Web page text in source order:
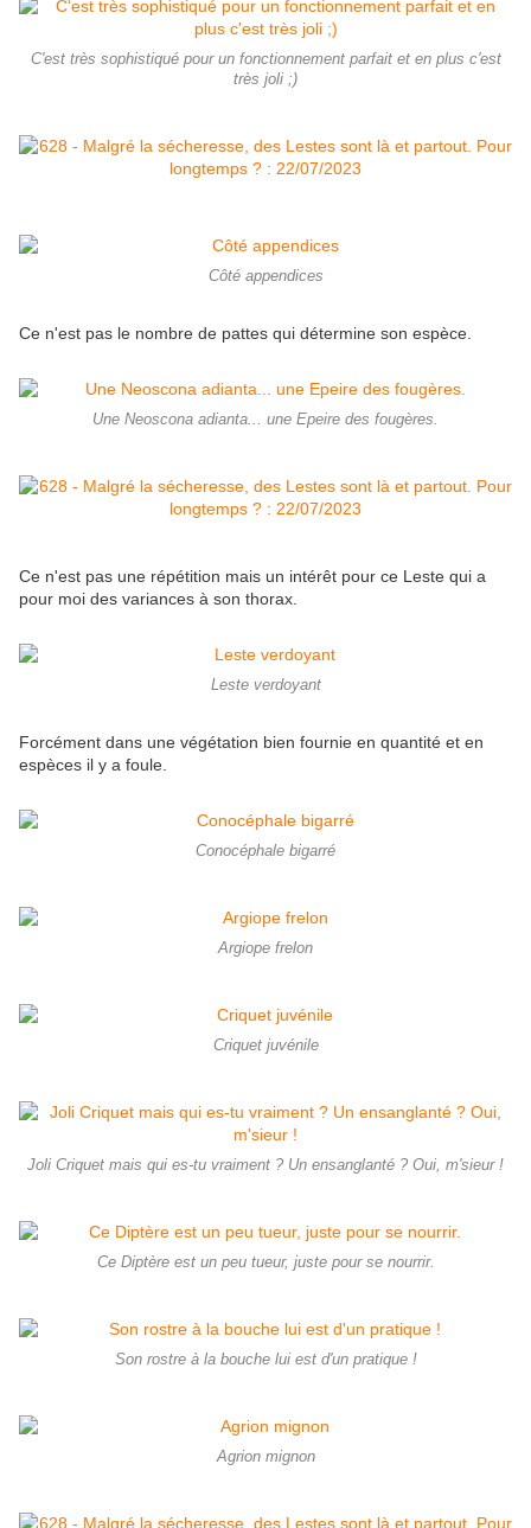
C'est très sophistiqué pour un fonctionnement parfait et en plus c'est
très joli ;)
Côté appendices
Ce n'est pas le nombre de pattes qui détermine son espèce.
Une Neoscona adianta... une Epeire des fougères.
Ce n'est pas une répétition mais un intérêt pour ce Leste qui a
pour moi des variances à son thorax.
Leste verdoyant
Forcément dans une végétation bien fournie en quantité et en
espèces il y a foule.
Conocéphale bigarré
Argiope frelon
Criquet juvénile
Joli Criquet mais qui es-tu vraiment ? Un ensanglanté ? Oui, m'sieur !
Ce Diptère est un peu tueur, juste pour se nourrir.
Son rostre à la bouche lui est d'un pratique !
Agrion mignon